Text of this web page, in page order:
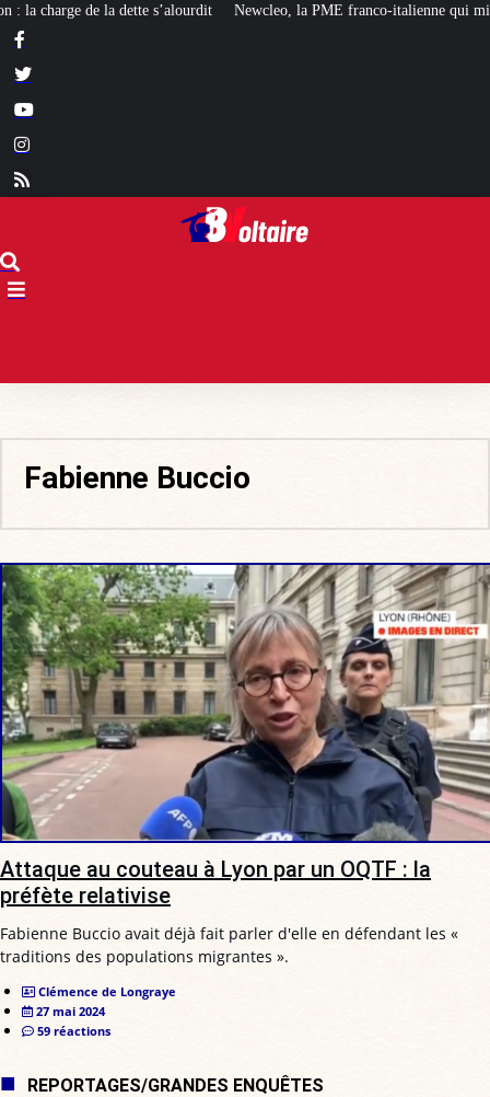
Newcleo, la PME franco-italienne qui mise sur l’avenir du « mini
Fabienne Buccio
Attaque au couteau à Lyon par un OQTF : la
préfète relativise
Fabienne Buccio avait déjà fait parler d'elle en défendant les «
traditions des populations migrantes ».
Clémence de Longraye
27 mai 2024
59 réactions
REPORTAGES/GRANDES ENQUÊTES